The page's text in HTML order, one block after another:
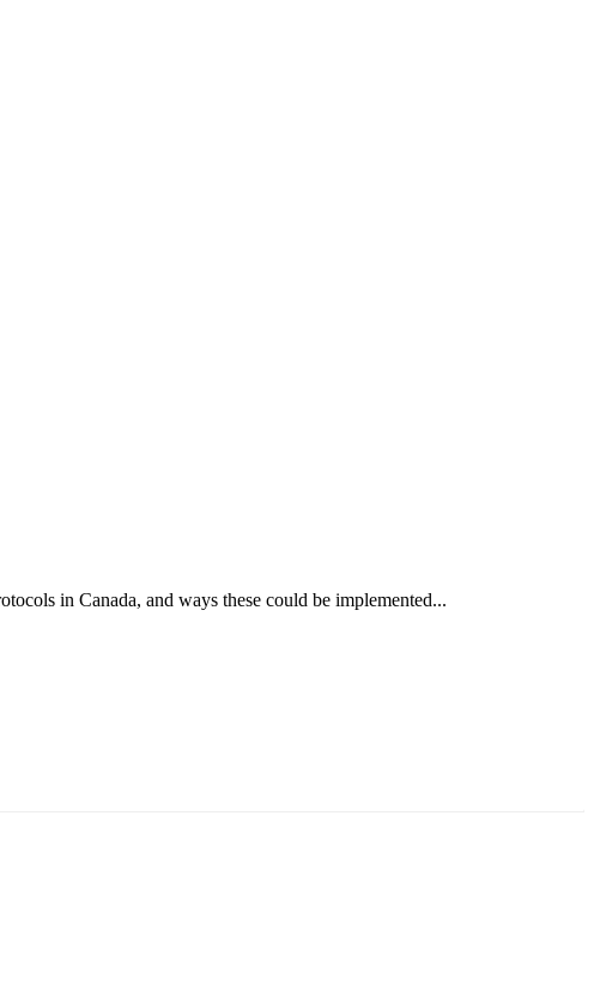
in Canada, and ways these could be implemented...